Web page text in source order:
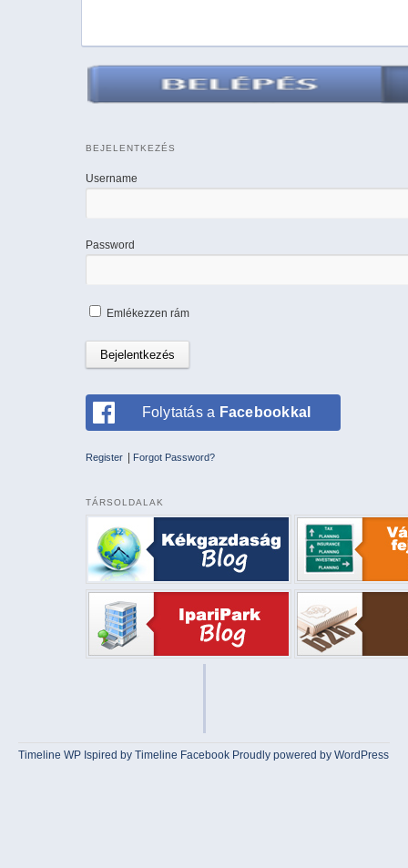
BEJELENTKEZÉS
Username
Password
Emlékezzen rám
Folytatás a Facebookkal
Register Forgot Password?
TÁRSOLDALAK
Timeline WP Ispired byTimeline Facebook Proudly powered by WordPress